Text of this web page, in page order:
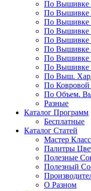
По Вышивке
По Вышивке
По Вышивке
По Вышивке
По Вышивке
По Вышивке
По Вышивке
По Вышивке
По Выш.
По
По Объем.
Разные
Каталог Программ
Бесплатные
Каталог Статей
Мастер
Палитры
Полезные
Полезный
О Разном